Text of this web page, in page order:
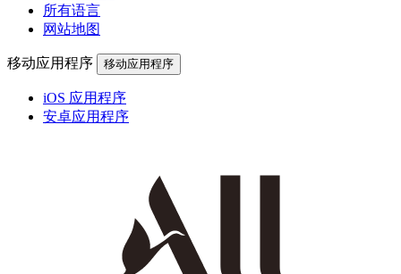
所有语言
网站地图
移动应用程序 移动应用程序
iOS 应用程序
安卓应用程序